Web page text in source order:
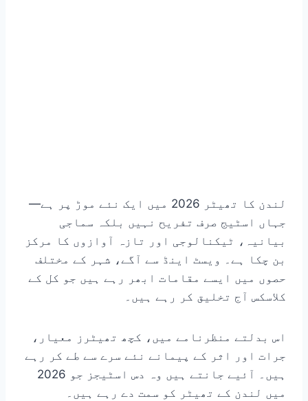
لندن کا تھیٹر 2026 میں ایک نئے موڑ پر ہے—
جہاں اسٹیج صرف تفریح نہیں بلکہ سماجی
بیانیہ، ٹیکنالوجی اور تازہ آوازوں کا مرکز
بن چکا ہے۔ ویسٹ اینڈ سے آگے، شہر کے مختلف
حصوں میں ایسے مقامات ابھر رہے ہیں جو کل کے
کلاسکس آج تخلیق کر رہے ہیں۔
اس بدلتے منظرنامے میں، کچھ تھیٹرز معیار،
جرات اور اثر کے پیمانے نئے سرے سے طے کر رہے
ہیں۔ آئیے جانتے ہیں وہ دس اسٹیجز جو 2026
میں لندن کے تھیٹر کو سمت دے رہے ہیں۔